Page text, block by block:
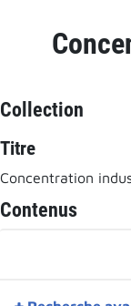
Collection
Titre
Concentration
Contenus